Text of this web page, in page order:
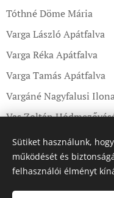
Tóthné Döme Mária
Varga László Apátfalva
Varga Réka Apátfalva
Varga Tamás Apátfalva
Vargáné Nagyfalusi
Vas Zoltán
Visszér Táncegyüttes
Köszönet azoknak is,
Sütiket használunk,
működését és
felhasználói élményt